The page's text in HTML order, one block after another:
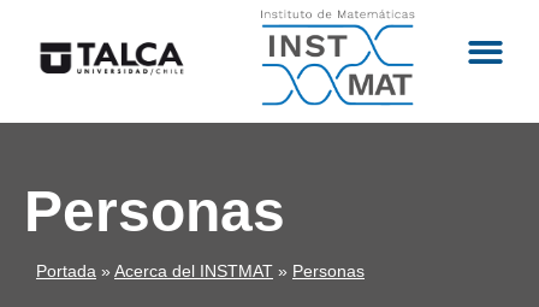
Personas
Portada » Acerca del INSTMAT » Personas